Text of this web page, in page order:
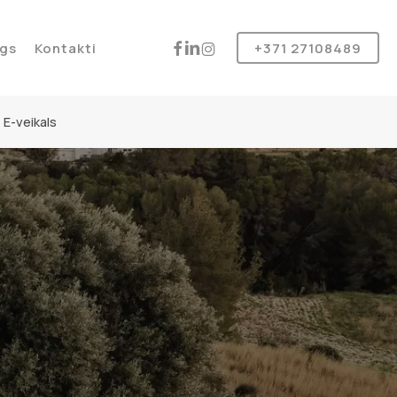
Kontakti facebook
linkedin
instagram+371 27108489
E-veikals